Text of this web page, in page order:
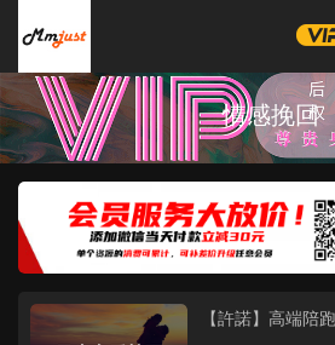
情感挽回
【許諾】高端陪